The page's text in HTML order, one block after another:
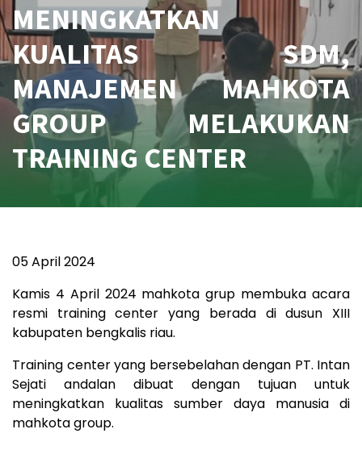
MENINGKATKAN
KUALITAS SDM,
MANAJEMEN MAHKOTA
GROUP MELAKUKAN
TRAINING CENTER
05 April 2024
Kamis 4 April 2024 mahkota grup membuka acara
resmi training center yang berada di dusun XIII
kabupaten bengkalis riau.
Training center yang bersebelahan dengan PT. Intan
Sejati andalan dibuat dengan tujuan untuk
meningkatkan kualitas sumber daya manusia di
mahkota group.